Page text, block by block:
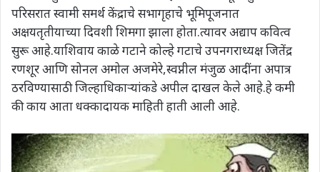
परिसरात स्वामी समर्थ केंद्राचे सभागृहाचे भूमिपूजनात
अक्षयतृतीयाच्या दिवशी शिमगा झाला होता.त्यावर अद्याप कवित्व
सुरू आहे.याशिवाय काळे गटाने कोल्हे गटाचे उपनगराध्यक्ष जितेंद्र
रणशूर आणि सोनल अमोल अजमेरे,स्वप्नील मंजुळ आदींना अपात्र
ठरविण्यासाठी जिल्हाधिकाऱ्यांकडे अपील दाखल केले आहे.हे कमी
की काय आता धक्कादायक माहिती हाती आली आहे.